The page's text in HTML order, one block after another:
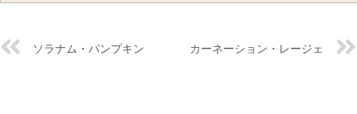
ソラナム・パンプキン カーネーション・レージェ